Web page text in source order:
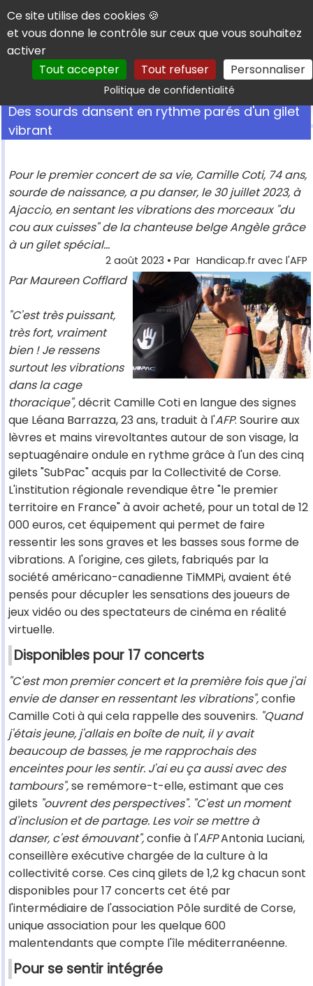
Panneau de gestion des cookies
Ce site utilise des cookies 🍪
et vous donne le contrôle sur ceux que vous souhaitez
activer
Tout accepter
Tout refuser Personnaliser
Politique de confidentialitéRechercher
Des sourds dansent en rythme parés d'un gilet
vibrant
Pour le premier concert de sa vie, Camille Coti, 74 ans,
sourde de naissance, a pu danser, le 30 juillet 2023, à
Ajaccio, en sentant les vibrations des morceaux "du
cou aux cuisses" de la chanteuse belge Angèle grâce
à un gilet spécial...
2 août 2023 • Par Handicap.fr avec l'AFP
Par Maureen Cofflard
"C'est très puissant,
très fort, vraiment
bien ! Je ressens
surtout les vibrations
dans la cage
thoracique",décrit Camille Coti en langue des signes
que Léana Barrazza, 23 ans, traduit à l'AFP. Sourire aux
lèvres et mains virevoltantes autour de son visage, la
septuagénaire ondule en rythme grâce à l'un des cinq
gilets "SubPac" acquis par la Collectivité de Corse.
L'institution régionale revendique être "le premier
territoire en France" à avoir acheté, pour un total de 12
000 euros, cet équipement qui permet de faire
ressentir les sons graves et les basses sous forme de
vibrations. A l'origine, ces gilets, fabriqués par la
société américano-canadienne TiMMPi, avaient été
pensés pour décupler les sensations des joueurs de
jeux vidéo ou des spectateurs de cinéma en réalité
virtuelle.
Disponibles pour 17 concerts
"C'est mon premier concert et la première fois que j'ai
envie de danser en ressentant les vibrations",confie
Camille Coti à qui cela rappelle des souvenirs. "Quand
j'étais jeune, j'allais en boîte de nuit, il y avait
beaucoup de basses, je me rapprochais des
enceintes pour les sentir. J'ai eu ça aussi avec des
tambours",se remémore-t-elle, estimant que ces
gilets "ouvrent des perspectives". "C'est un moment
d'inclusion et de partage. Les voir se mettre à
danser, c'est émouvant",confie à l'AFPAntonia Luciani,
conseillère exécutive chargée de la culture à la
collectivité corse. Ces cinq gilets de 1,2 kg chacun sont
disponibles pour 17 concerts cet été par
l'intermédiaire de l'association Pôle surdité de Corse,
unique association pour les quelque 600
malentendants que compte l'île méditerranéenne.
Pour se sentir intégrée